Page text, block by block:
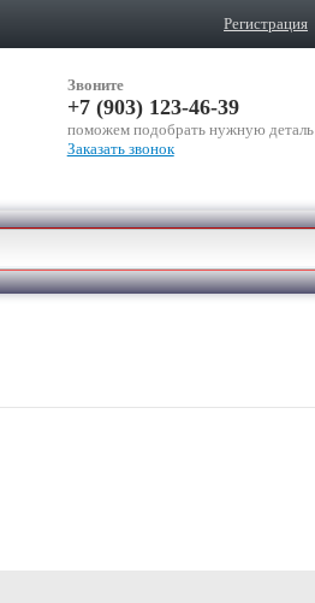
Регистрация
Звоните
+7 (903) 123-46-39
поможем подобрать нужную деталь
Заказать звонок